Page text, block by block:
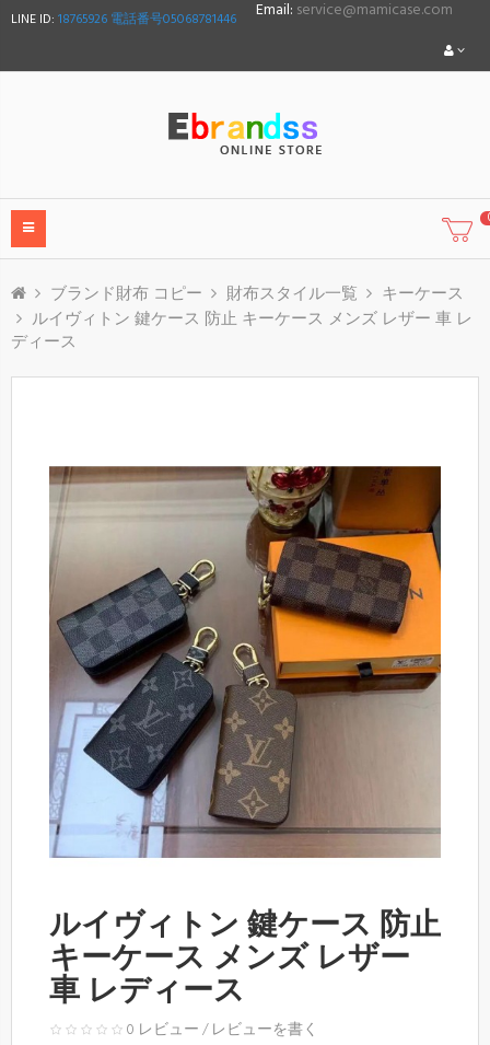
LINE ID: 18765926 電話番号05068781446 Email: service@mamicase.com
ブランド財布 コピー 財布スタイル一覧
キーケース
ルイヴィトン 鍵ケース 防止 キーケース メンズ レザー 車 レ
ディース
ルイヴィトン 鍵ケース 防止
キーケース メンズ レザー
車 レディース
0 レビュー/レビューを書く